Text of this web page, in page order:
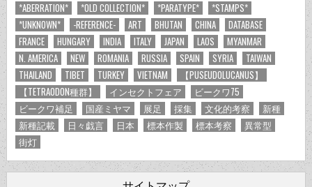
*ABERRATION* *OLD COLLECTION* *PARATYPE*
*STAMPS*
*UNKNOWN*
-REFERENCE- ART BHUTAN CHINA
DATABASE
FRANCE
HUNGARY INDIA ITALY JAPAN LAOS
MYANMAR
N. AMERICA
NEW ROMANIA RUSSIA SPAIN SYRIA
TAIWAN
THAILAND
TIBET TURKEY VIETNAM
【PUSEUDOLUCANUS】
【TETRAODON種群】
インセクトフェア
ビークワ75
ビークワ補足
国産ミヤマ 展足 採集 文化的考察
新種
新種記載
日々戯言 日本 標本作製 標本考察
異常型
街灯